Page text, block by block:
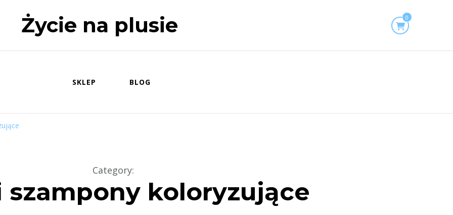
Życie na plusie 0
SKLEP BLOG
Category:
szampony koloryzujące